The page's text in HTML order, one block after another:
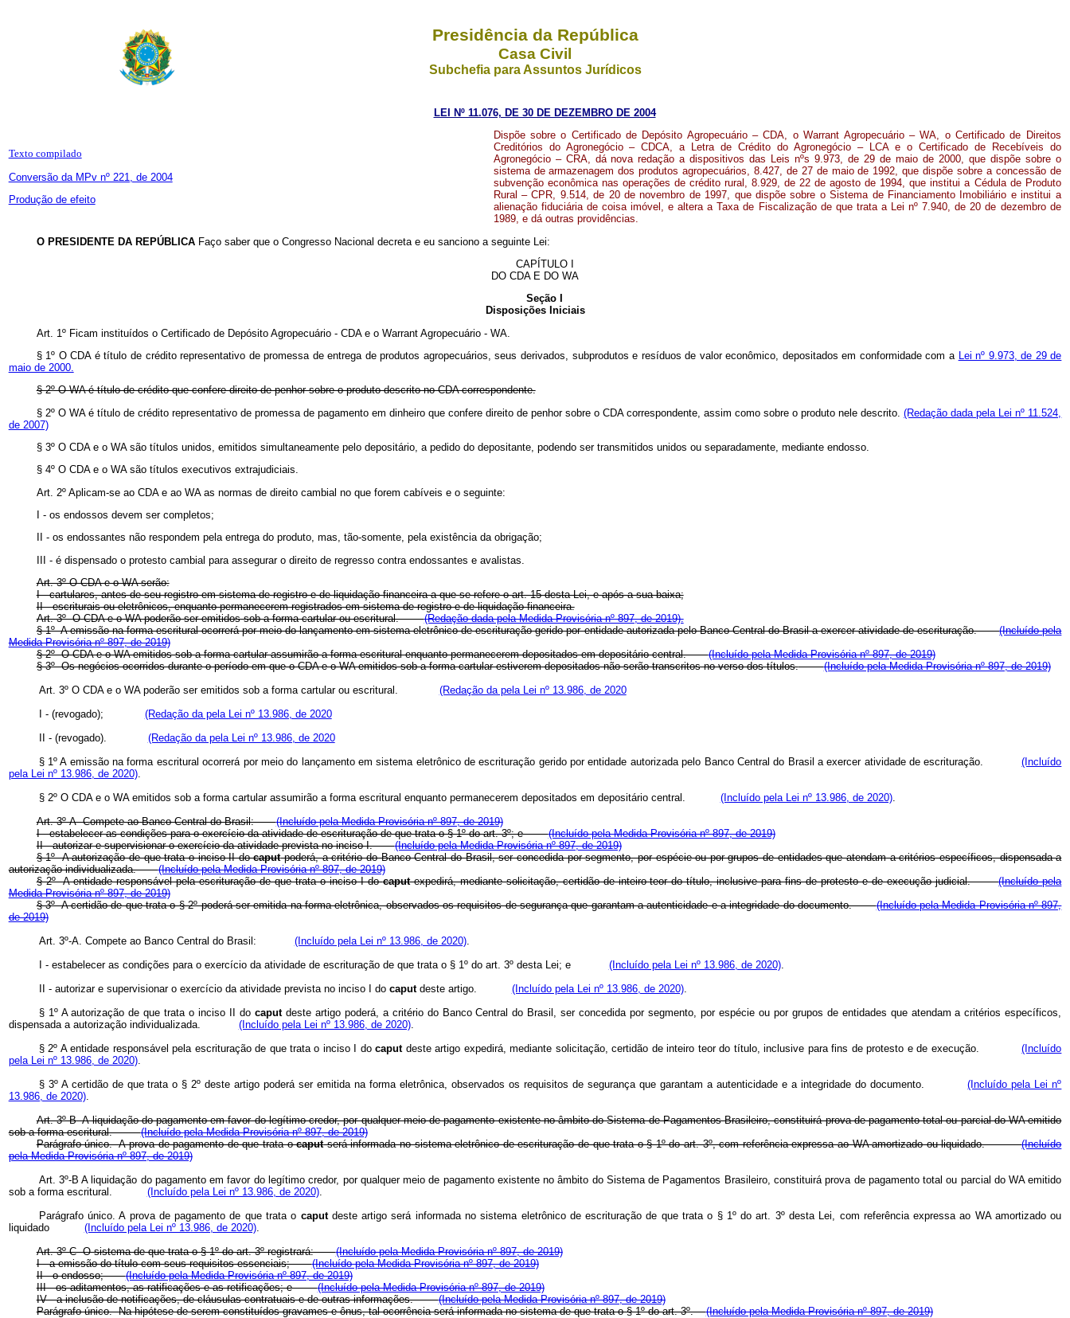
Presidência da República
Casa Civil
Subchefia para Assuntos Jurídicos
LEI Nº 11.076, DE 30 DE DEZEMBRO DE 2004
Texto compilado
Conversão da MPv nº 221, de 2004
Produção de efeito
Dispõe sobre o Certificado de Depósito Agropecuário – CDA, o Warrant Agropecuário – WA, o Certificado de Direitos
Creditórios do Agronegócio – CDCA, a Letra de Crédito do Agronegócio – LCA e o Certificado de Recebíveis do
Agronegócio – CRA, dá nova redação a dispositivos das Leis nºs 9.973, de 29 de maio de 2000, que dispõe sobre o
sistema de armazenagem dos produtos agropecuários, 8.427, de 27 de maio de 1992, que dispõe sobre a concessão de
subvenção econômica nas operações de crédito rural, 8.929, de 22 de agosto de 1994, que institui a Cédula de Produto
Rural – CPR, 9.514, de 20 de novembro de 1997, que dispõe sobre o Sistema de Financiamento Imobiliário e institui a
alienação fiduciária de coisa imóvel, e altera a Taxa de Fiscalização de que trata a Lei nº 7.940, de 20 de dezembro de
1989, e dá outras providências.
O PRESIDENTE DA REPÚBLICA Faço saber que o Congresso Nacional decreta e eu sanciono a seguinte Lei:
CAPÍTULO I
DO CDA E DO WA
Seção I
Disposições Iniciais
Art. 1º Ficam instituídos o Certificado de Depósito Agropecuário - CDA e o Warrant Agropecuário - WA.
§ 1º O CDA é título de crédito representativo de promessa de entrega de produtos agropecuários, seus derivados, subprodutos e resíduos de valor econômico, depositados em conformidade com a
Lei nº 9.973, de 29 de
maio de 2000.
§ 2º O WA é título de crédito que confere direito de penhor sobre o produto descrito no CDA correspondente.
§ 2º O WA é título de crédito representativo de promessa de pagamento em dinheiro que confere direito de penhor sobre o CDA correspondente, assim como sobre o produto nele descrito.(Redação dada pela Lei nº 11.524,
de 2007)
§ 3º O CDA e o WA são títulos unidos, emitidos simultaneamente pelo depositário, a pedido do depositante, podendo ser transmitidos unidos ou separadamente, mediante endosso.
§ 4º O CDA e o WA são títulos executivos extrajudiciais.
Art. 2º Aplicam-se ao CDA e ao WA as normas de direito cambial no que forem cabíveis e o seguinte:
I - os endossos devem ser completos;
II - os endossantes não respondem pela entrega do produto, mas, tão-somente, pela existência da obrigação;
III - é dispensado o protesto cambial para assegurar o direito de regresso contra endossantes e avalistas.
Art. 3º O CDA e o WA serão:
I - cartulares, antes de seu registro em sistema de registro e de liquidação financeira a que se refere o art. 15 desta Lei, e após a sua baixa;
II - escriturais ou eletrônicos, enquanto permanecerem registrados em sistema de registro e de liquidação financeira.
Art. 3º O CDA e o WA poderão ser emitidos sob a forma cartular ou escritural.(Redação dada pela Medida Provisória nº 897, de 2019).
§ 1º A emissão na forma escritural ocorrerá por meio do lançamento em sistema eletrônico de escrituração gerido por entidade autorizada pelo Banco Central do Brasil a exercer atividade de escrituração.(Incluído pela
Medida Provisória nº 897, de 2019)
§ 2º O CDA e o WA emitidos sob a forma cartular assumirão a forma escritural enquanto permanecerem depositados em depositário central.(Incluído pela Medida Provisória nº 897, de 2019)
§ 3º Os negócios ocorridos durante o período em que o CDA e o WA emitidos sob a forma cartular estiverem depositados não serão transcritos no verso dos títulos.
(Incluído pela Medida Provisória nº 897, de 2019)
Art. 3º O CDA e o WA poderão ser emitidos sob a forma cartular ou escritural.
(Redação da pela Lei nº 13.986, de 2020
I - (revogado);
(Redação da pela Lei nº 13.986, de 2020
II - (revogado).
(Redação da pela Lei nº 13.986, de 2020
§ 1º A emissão na forma escritural ocorrerá por meio do lançamento em sistema eletrônico de escrituração gerido por entidade autorizada pelo Banco Central do Brasil a exercer atividade de escrituração.
(Incluído
pela Lei nº 13.986, de 2020).
§ 2º O CDA e o WA emitidos sob a forma cartular assumirão a forma escritural enquanto permanecerem depositados em depositário central.
(Incluído pela Lei nº 13.986, de 2020).
Art. 3º-A Compete ao Banco Central do Brasil:(Incluído pela Medida Provisória nº 897, de 2019)
I - estabelecer as condições para o exercício da atividade de escrituração de que trata o § 1º do art. 3º; e(Incluído pela Medida Provisória nº 897, de 2019)
II - autorizar e supervisionar o exercício da atividade prevista no inciso I.(Incluído pela Medida Provisória nº 897, de 2019)
§ 1º A autorização de que trata o inciso II docaputpoderá, a critério do Banco Central do Brasil, ser concedida por segmento, por espécie ou por grupos de entidades que atendam a critérios específicos, dispensada a
autorização individualizada.(Incluído pela Medida Provisória nº 897, de 2019)
§ 2º A entidade responsável pela escrituração de que trata o inciso I docaputexpedirá, mediante solicitação, certidão de inteiro teor do título, inclusive para fins de protesto e de execução judicial.(Incluído pela
Medida Provisória nº 897, de 2019)
§ 3º A certidão de que trata o § 2º poderá ser emitida na forma eletrônica, observados os requisitos de segurança que garantam a autenticidade e a integridade do documento.(Incluído pela Medida Provisória nº 897,
de 2019)
Art. 3º-A. Compete ao Banco Central do Brasil:
(Incluído pela Lei nº 13.986, de 2020).
I - estabelecer as condições para o exercício da atividade de escrituração de que trata o § 1º do art. 3º desta Lei; e
(Incluído pela Lei nº 13.986, de 2020).
II - autorizar e supervisionar o exercício da atividade prevista no inciso I do caput deste artigo. (Incluído pela Lei nº 13.986, de 2020).
§ 1º A autorização de que trata o inciso II do caput deste artigo poderá, a critério do Banco Central do Brasil, ser concedida por segmento, por espécie ou por grupos de entidades que atendam a critérios específicos,
dispensada a autorização individualizada.
(Incluído pela Lei nº 13.986, de 2020).
§ 2º A entidade responsável pela escrituração de que trata o inciso I docaput deste artigo expedirá, mediante solicitação, certidão de inteiro teor do título, inclusive para fins de protesto e de execução.
(Incluído
pela Lei nº 13.986, de 2020).
§ 3º A certidão de que trata o § 2º deste artigo poderá ser emitida na forma eletrônica, observados os requisitos de segurança que garantam a autenticidade e a integridade do documento.
(Incluído pela Lei nº
13.986, de 2020).
Art. 3º-B A liquidação do pagamento em favor do legítimo credor, por qualquer meio de pagamento existente no âmbito do Sistema de Pagamentos Brasileiro, constituirá prova de pagamento total ou parcial do WA emitido
sob a forma escritural.(Incluído pela Medida Provisória nº 897, de 2019)
Parágrafo único. A prova de pagamento de que trata ocaputserá informada no sistema eletrônico de escrituração de que trata o § 1º do art. 3º, com referência expressa ao WA amortizado ou liquidado.(Incluído
pela Medida Provisória nº 897, de 2019)
Art. 3º-B A liquidação do pagamento em favor do legítimo credor, por qualquer meio de pagamento existente no âmbito do Sistema de Pagamentos Brasileiro, constituirá prova de pagamento total ou parcial do WA emitido
sob a forma escritural.
(Incluído pela Lei nº 13.986, de 2020).
Parágrafo único. A prova de pagamento de que trata o caput deste artigo será informada no sistema eletrônico de escrituração de que trata o § 1º do art. 3º desta Lei, com referência expressa ao WA amortizado ou
liquidado
(Incluído pela Lei nº 13.986, de 2020).
Art. 3º-C O sistema de que trata o § 1º do art. 3º registrará:(Incluído pela Medida Provisória nº 897, de 2019)
I - a emissão do título com seus requisitos essenciais;(Incluído pela Medida Provisória nº 897, de 2019)
II - o endosso;(Incluído pela Medida Provisória nº 897, de 2019)
III - os aditamentos, as ratificações e as retificações; e(Incluído pela Medida Provisória nº 897, de 2019)
IV - a inclusão de notificações, de cláusulas contratuais e de outras informações.(Incluído pela Medida Provisória nº 897, de 2019)
Parágrafo único. Na hipótese de serem constituídos gravames e ônus, tal ocorrência será informada no sistema de que trata o § 1º do art. 3º.(Incluído pela Medida Provisória nº 897, de 2019)